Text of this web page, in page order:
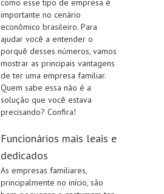
como esse tipo de empresa é
importante no cenário
econômico brasileiro. Para
ajudar você a entender o
porquê desses números, vamos
mostrar as principais vantagens
de ter uma empresa familiar.
Quem sabe essa não é a
solução que você estava
precisando? Confira!
Funcionários mais leais e
dedicados
As empresas familiares,
principalmente no início, são